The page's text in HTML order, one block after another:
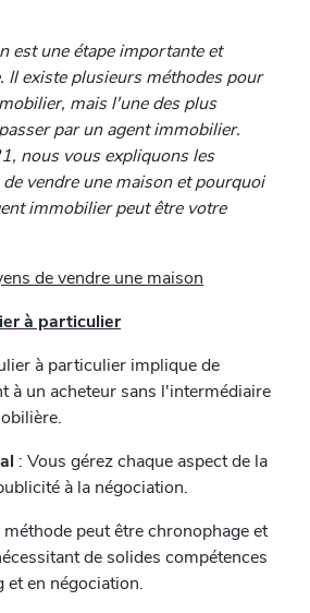
est une étape importante et
Il existe plusieurs méthodes pour
mais l'une des plus
par un agent immobilier.
nous vous expliquons les
vendre une maison et pourquoi
immobilier peut être votre
de vendre une maison
à particulier
à particulier implique de
à un acheteur sans l'intermédiaire
: Vous gérez chaque aspect de la
à la négociation.
méthode peut être chronophage et
de solides compétences
et en négociation.